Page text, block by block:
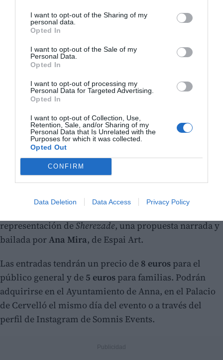
I want to opt-out of the Sharing of my
personal data.
Opted In
I want to opt-out of the Sale of my
Personal Data.
Opted In
I want to opt-out of processing my
Personal Data for Targeted Advertising.
Opted In
I want to opt-out of Collection, Use,
Retention, Sale, and/or Sharing of my
Personal Data that Is Unrelated with the
Purposes for which it was collected.
Opted Out
CONFIRM
Data Deletion Data Access Privacy Policy
representación deSherezade, una propuesta narrada y
bailada porAna Mira, de Espai Art.
Las entradas tendrán un precio de 8 euros para el
público general y de 5 euros para familias. Podrán
adquirirse en el Ayuntamiento de Anna, en el Palacio
de Cervelló el mismo día del evento o a través del
perfil de Instagram de Somnis Events.